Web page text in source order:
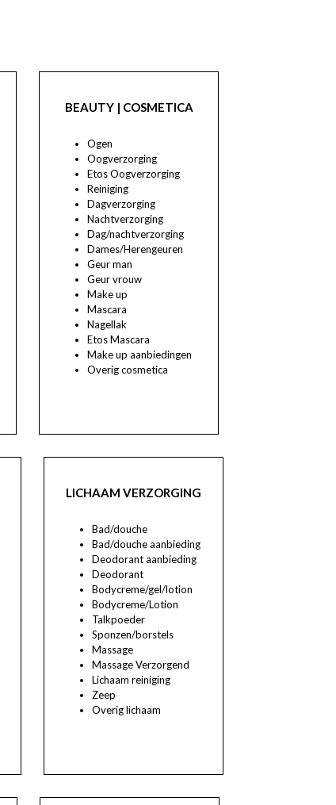
BEAUTY | COSMETICA
Ogen
Oogverzorging
Etos Oogverzorging
Reiniging
Dagverzorging
Nachtverzorging
Dag/nachtverzorging
Dames/Herengeuren
Geur man
Geur vrouw
Make up
Mascara
Nagellak
Etos Mascara
Make up aanbiedingen
Overig cosmetica
LICHAAM VERZORGING
Bad/douche
Bad/douche aanbieding
Deodorant aanbieding
Deodorant
Bodycreme/gel/lotion
Bodycreme/Lotion
Talkpoeder
Sponzen/borstels
Massage
Massage Verzorgend
Lichaam reiniging
Zeep
Overig lichaam